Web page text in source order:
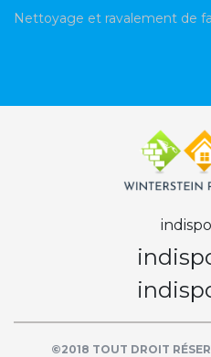
Nettoyage et ravalement de
©2018 TOUT DROIT